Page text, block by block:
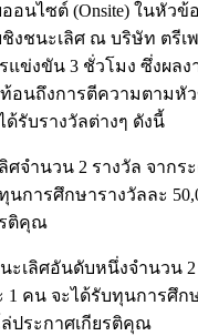
อนไซต์ (Onsite) ในหัว
งชนะเลิศ ณ บริษัท ตรีเ
แข่งขัน 3 ชั่วโมง ซึ่งผล
อนถึงการตีความตามหั
ด้รับรางวัลต่างๆ ดังนี้
ศจำนวน 2 รางวัล จากร
นการศึกษารางวัลละ
รติคุณ
ะเลิศอันดับหนึ่งจำนวน
1 คน จะได้รับทุนการศึกษ
ประกาศเกียรติคุณ